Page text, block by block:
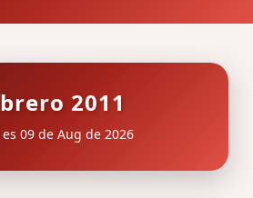
2011
es 09 de Aug de 2026